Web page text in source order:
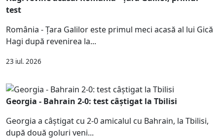
test
România - Țara Galilor este primul meci acasă al lui Gică
Hagi după revenirea la...
23 iul. 2026
Georgia - Bahrain 2-0: test câștigat la Tbilisi
Georgia a câștigat cu 2-0 amicalul cu Bahrain, la Tbilisi,
după două goluri veni...